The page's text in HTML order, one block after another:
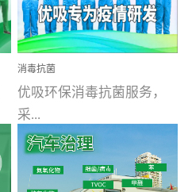
消毒抗菌
优吸环保消毒抗菌服务，
采...
用行业公认奥维牌消毒